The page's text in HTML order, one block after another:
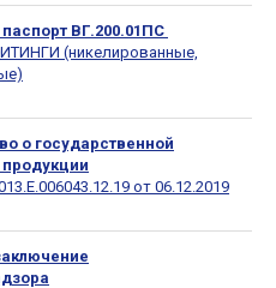
ВГ.200.01ПС
(никелированные,
о государственной
от 06.12.2019